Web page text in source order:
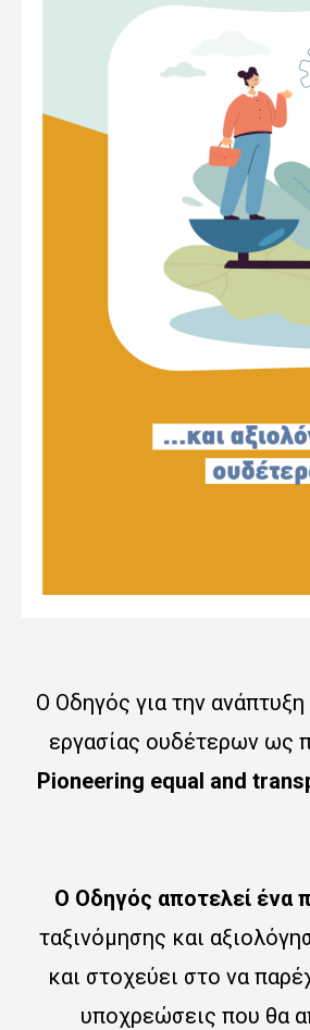
Ο Οδηγός για την
εργασίας ουδέτερων ως
Pioneering equal and
Ο Οδηγός αποτελεί ένα
ταξινόμησης και
και στοχεύει στο να
υποχρεώσεις που θα